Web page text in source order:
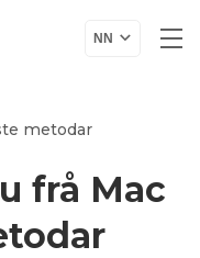
NN
metodar
frå Mac